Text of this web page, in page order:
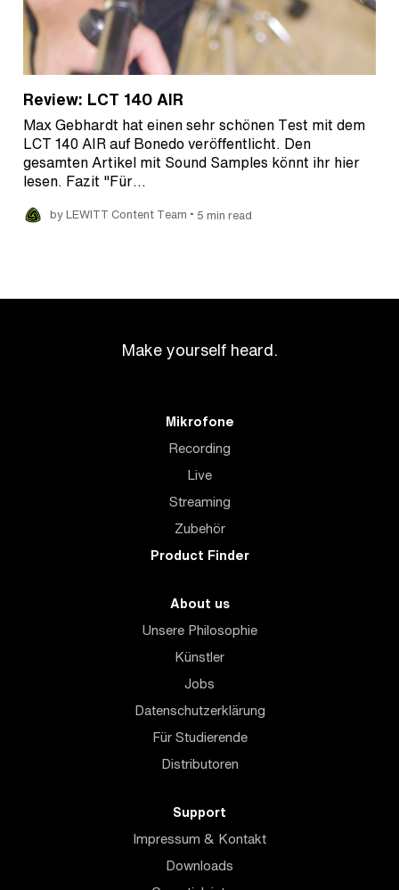
Review: LCT 140 AIR
Max Gebhardt hat einen sehr schönen Test mit dem
LCT 140 AIR auf Bonedo veröffentlicht. Den
gesamten Artikel mit Sound Samples könnt ihr hier
lesen. Fazit "Für…
by LEWITT Content Team • 5 min read
Make yourself heard.
Mikrofone
Recording
Live
Streaming
Zubehör
Product Finder
About us
Unsere Philosophie
Künstler
Jobs
Datenschutzerklärung
Für Studierende
Distributoren
Support
Impressum & Kontakt
Downloads